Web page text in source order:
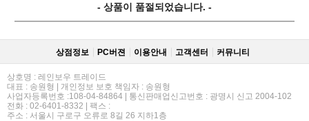
- 상품이 품절되었습니다. -
상점정보 PC버젼 이용안내 고객센터 커뮤니티
상호명 : 레인보우 트레이드
대표 : 송원형 | 개인정보 보호 책임자 : 송원형
사업자등록번호 :108-04-84864 | 통신판매업신고번호 : 광명시 신고 2004-102
전화 : 02-6401-8332 | 팩스 :
주소 : 서울시 구로구 오류로 8길 26 지하1층